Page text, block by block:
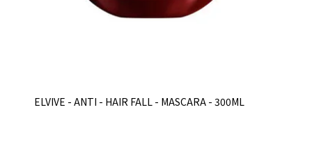
ELVIVE - ANTI - HAIR FALL - MASCARA - 300ML